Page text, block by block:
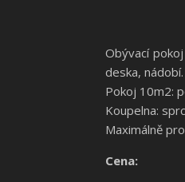
Obývací
deska, nádobí.
Pokoj 10m2:
Koupelna:
Maximálně
Cena: